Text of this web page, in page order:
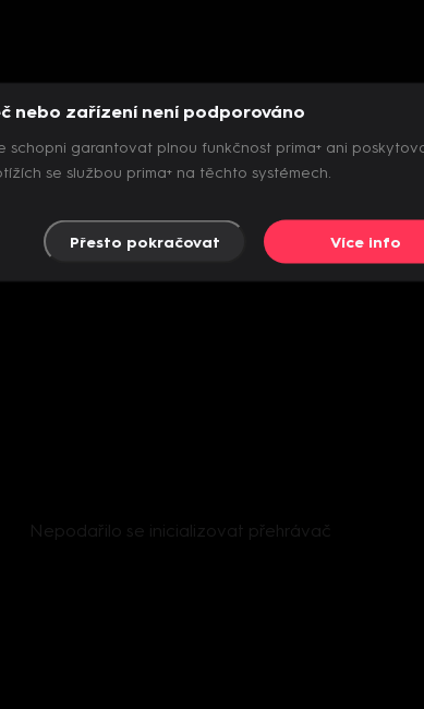
Nepodařilo se inicializovat přehrávač
nebo zařízení není podporováno
schopni garantovat plnou funkčnost prima+ ani
se službou prima+ na těchto systémech.
Přesto pokračovat Více info